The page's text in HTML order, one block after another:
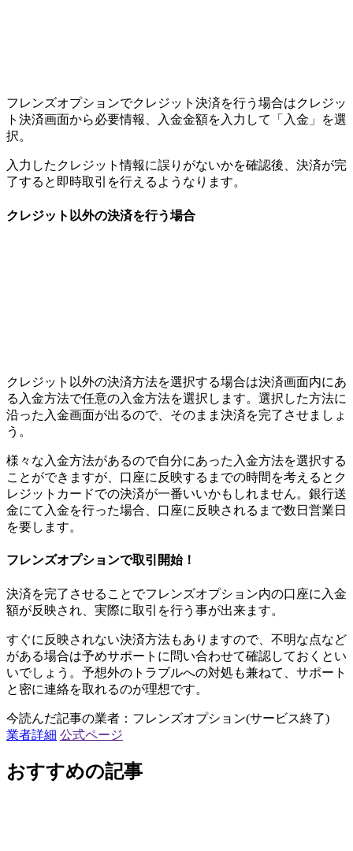
フレンズオプションでクレジット決済を行う場合はクレジッ
ト決済画面から必要情報、入金金額を入力して
「入金」
を選
択。
入力したクレジット情報に誤りがないかを確認後、決済が完
了すると即時取引を行えるようなります。
クレジット以外の決済を行う場合
クレジット以外の決済方法を選択する場合は決済画面内にあ
る入金方法で任意の入金方法を選択します。選択した方法に
沿った入金画面が出るので、そのまま決済を完了させましょ
う。
様々な入金方法があるので自分にあった入金方法を選択する
ことができますが、口座に反映するまでの時間を考えるとク
レジットカードでの決済が一番いいかもしれません。銀行送
金にて入金を行った場合、口座に反映されるまで数日営業日
を要します。
フレンズオプションで取引開始！
決済を完了させることでフレンズオプション内の口座に入金
額が反映され、実際に取引を行う事が出来ます。
すぐに反映されない決済方法もありますので、不明な点など
がある場合は予めサポートに問い合わせて確認しておくとい
いでしょう。予想外のトラブルへの対処も兼ねて、サポート
と密に連絡を取れるのが理想です。
今読んだ記事の業者：フレンズオプション(サービス終了)
業者詳細 公式ページ
おすすめの記事